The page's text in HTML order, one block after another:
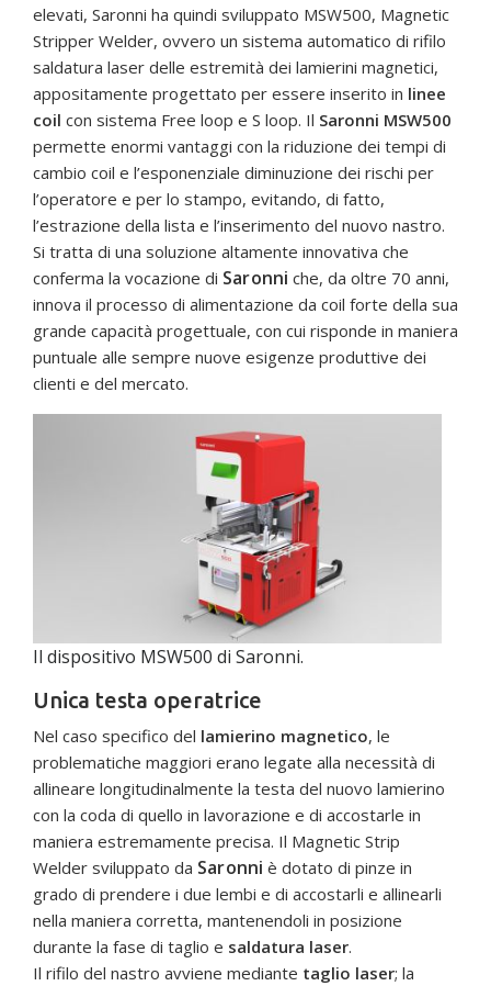
elevati, Saronni ha quindi sviluppato MSW500, Magnetic
Stripper Welder, ovvero un sistema automatico di rifilo
saldatura laser delle estremità dei lamierini magnetici,
appositamente progettato per essere inserito in linee
coil con sistema Free loop e S loop. Il Saronni MSW500
permette enormi vantaggi con la riduzione dei tempi di
cambio coil e l’esponenziale diminuzione dei rischi per
l’operatore e per lo stampo, evitando, di fatto,
l’estrazione della lista e l’inserimento del nuovo nastro.
Si tratta di una soluzione altamente innovativa che
conferma la vocazione di Saronni che, da oltre 70 anni,
innova il processo di alimentazione da coil forte della sua
grande capacità progettuale, con cui risponde in maniera
puntuale alle sempre nuove esigenze produttive dei
clienti e del mercato.
Il dispositivo MSW500 di Saronni.
Unica testa operatrice
Nel caso specifico del lamierino magnetico, le
problematiche maggiori erano legate alla necessità di
allineare longitudinalmente la testa del nuovo lamierino
con la coda di quello in lavorazione e di accostarle in
maniera estremamente precisa. Il Magnetic Strip
Welder sviluppato da Saronni è dotato di pinze in
grado di prendere i due lembi e di accostarli e allinearli
nella maniera corretta, mantenendoli in posizione
durante la fase di taglio e saldatura laser.
Il rifilo del nastro avviene mediante taglio laser; la